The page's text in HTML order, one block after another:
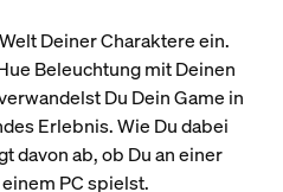
Deiner Charaktere ein.
Beleuchtung mit Deinen
Du Dein Game in
Erlebnis. Wie Du dabei
davon ab, ob Du an einer
PC spielst.